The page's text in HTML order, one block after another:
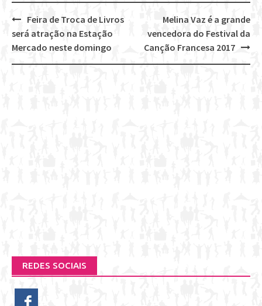
Post
navigation
Melina Vaz é a grande
vencedora do Festival da
Canção Francesa 2017
Feira de Troca de Livros
será atração na Estação
Mercado neste domingo
REDES SOCIAIS